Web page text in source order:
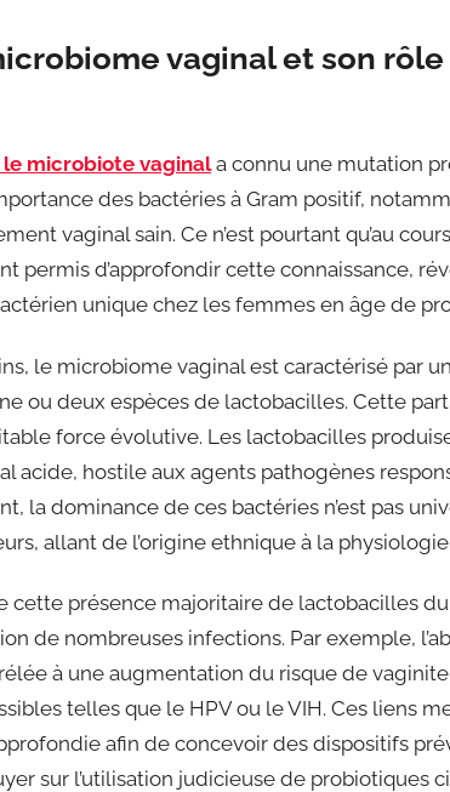
vaginal et son
microbiote vaginal a connu une mutation
des bactéries à Gram positif,
vaginal sain. Ce n’est pourtant qu’au
permis d’approfondir cette connaissance,
unique chez les femmes en âge de
le microbiome vaginal est caractérisé par
ou deux espèces de lactobacilles. Cette
force évolutive. Les lactobacilles
acide, hostile aux agents pathogènes
la dominance de ces bactéries n’est pas
allant de l’origine ethnique à la
cette présence majoritaire de lactobacilles
de nombreuses infections. Par exemple,
à une augmentation du risque de
telles que le HPV ou le VIH. Ces liens
afin de concevoir des dispositifs
sur l’utilisation judicieuse de probiotiques